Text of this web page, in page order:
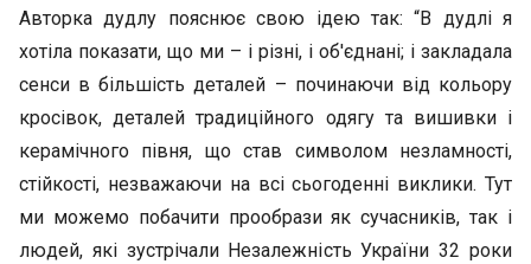
Авторка дудлу пояснює свою ідею так: “В дудлі я
хотіла показати, що ми – і різні, і об'єднані; і закладала
сенси в більшість деталей – починаючи від кольору
кросівок, деталей традиційного одягу та вишивки і
керамічного півня, що став символом незламності,
стійкості, незважаючи на всі сьогоденні виклики. Тут
ми можемо побачити прообрази як сучасників, так і
людей, які зустрічали Незалежність України 32 роки